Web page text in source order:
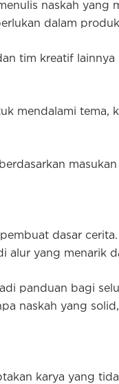
naskah yang
dalam
tim kreatif
mendalami tema,
dasar
alur yang menarik
panduan bagi
naskah yang
karya yang